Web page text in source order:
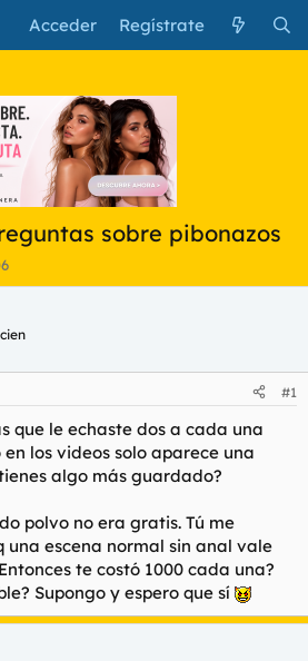
Acceder Regístrate
sobre pibonazos
#1
que le echaste dos a cada una
los videos solo aparece una
algo más guardado?
polvo no era gratis. Tú me
una escena normal sin anal vale
te costó 1000 cada una?
Supongo y espero que sí